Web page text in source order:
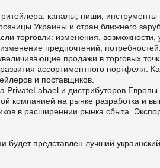
каналы, ниши, инструменты
Украины и стран ближнего
торговли: изменения, возможности,
предпочтений, потребностей.
продажи в торговых
ассортиментного портфеля.
и поставщиков.
PrivateLabael и дистрибуторов Европы.
компанией на рынке разработка и
в расширеннии рынка сбыта.
будет представлен лучший